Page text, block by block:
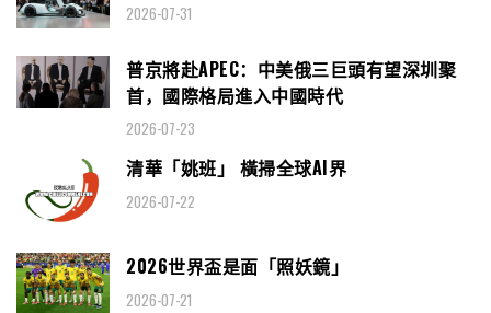
2026-07-31
普京將赴APEC：中美俄三巨頭有望深圳聚
首，國際格局進入中國時代
2026-07-23
清華「姚班」 橫掃全球AI界
2026-07-22
2026世界盃是面「照妖鏡」
2026-07-21